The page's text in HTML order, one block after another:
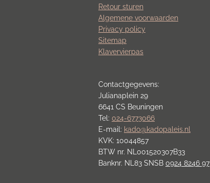
Retour sturen
Algemene voorwaarden
Privacy policy
Sitemap
Klavervierpas
Contactgegevens:
Julianaplein 29
6641 CS Beuningen
Tel: 024-6773066
E-mail: kado@kadopaleis.nl
KVK: 10044857
BTW nr. NL001520307B33
Banknr. NL83 SNSB 0924 8246 97